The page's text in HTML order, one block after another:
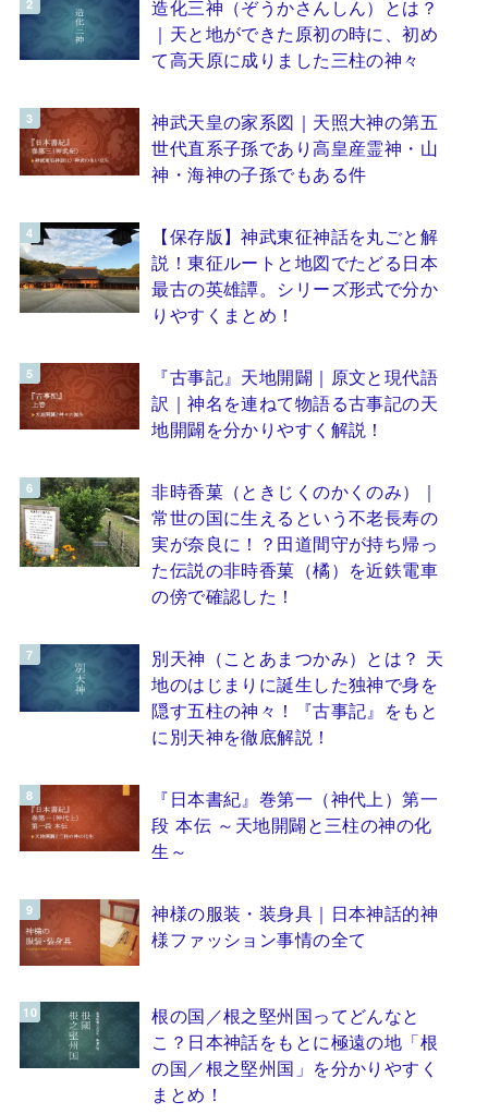
造化三神（ぞうかさんしん）とは？
｜天と地ができた原初の時に、初め
て高天原に成りました三柱の神々
神武天皇の家系図｜天照大神の第五
世代直系子孫であり高皇産霊神・山
神・海神の子孫でもある件
【保存版】神武東征神話を丸ごと解
説！東征ルートと地図でたどる日本
最古の英雄譚。シリーズ形式で分か
りやすくまとめ！
『古事記』天地開闢｜原文と現代語
訳｜神名を連ねて物語る古事記の天
地開闢を分かりやすく解説！
非時香菓（ときじくのかくのみ）｜
常世の国に生えるという不老長寿の
実が奈良に！？田道間守が持ち帰っ
た伝説の非時香菓（橘）を近鉄電車
の傍で確認した！
別天神（ことあまつかみ）とは？ 天
地のはじまりに誕生した独神で身を
隠す五柱の神々！『古事記』をもと
に別天神を徹底解説！
『日本書紀』巻第一（神代上）第一
段 本伝 ～天地開闢と三柱の神の化
生～
神様の服装・装身具｜日本神話的神
様ファッション事情の全て
根の国／根之堅州国ってどんなと
こ？日本神話をもとに極遠の地「根
の国／根之堅州国」を分かりやすく
まとめ！